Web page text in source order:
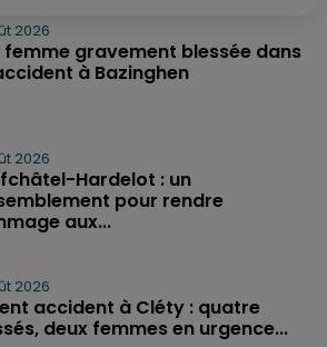
2026
femme gravement blessée dans
à Bazinghen
2026
Hardelot : un
pour rendre
aux...
2026
accident à Cléty : quatre
deux femmes en urgence...